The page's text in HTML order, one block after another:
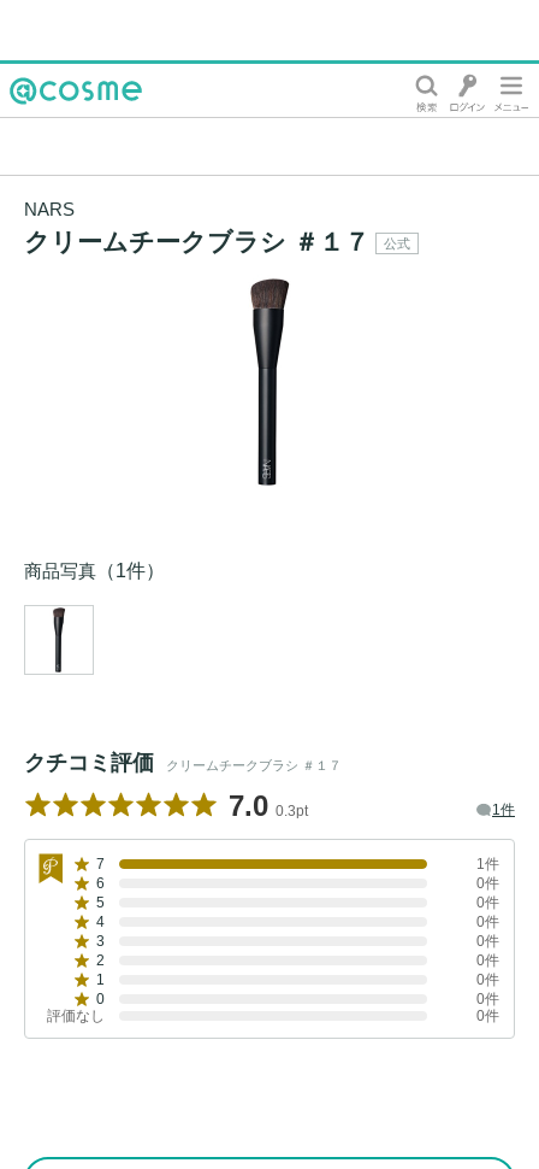
NARS
クリームチークブラシ ＃１７ 公式
商品写真 （1件）
クチコミ評価 クリームチークブラシ ＃１７
7.0 0.3pt 1件
7
1件
6
0件
5
0件
4
0件
3
0件
2
0件
1
0件
0
0件
評価なし
0件